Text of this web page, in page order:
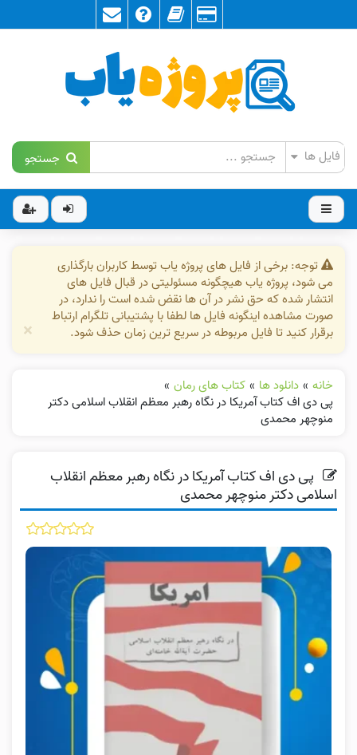
جستجو
توجه: برخی از فایل های پروژه یاب توسط کاربران بارگذاری
می شود، پروژه یاب هیچگونه مسئولیتی در قبال فایل های
انتشار شده که حق نشر در آن ها نقض شده است را ندارد، در
صورت مشاهده اینگونه فایل ها لطفا با پشتیبانی تلگرام ارتباط
برقرار کنید تا فایل مربوطه در سریع ترین زمان حذف شود.
×
خانه » دانلود ها » کتاب های رمان »
پی دی اف کتاب آمریکا در نگاه رهبر معظم انقلاب اسلامی دکتر
منوچهر محمدی
پی دی اف کتاب آمریکا در نگاه رهبر معظم انقلاب
اسلامی دکتر منوچهر محمدی